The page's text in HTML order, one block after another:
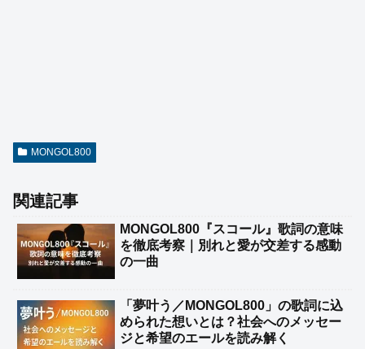
MONGOL800
関連記事
MONGOL800『スコール』歌詞の意味
を徹底考察｜別れと愛が交差する感動
の一曲
「夢叶う／MONGOL800」の歌詞に込
められた想いとは？社会へのメッセー
ジと希望のエールを読み解く